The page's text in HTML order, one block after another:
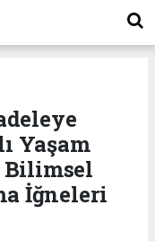
Yaşam
Bilimsel
İğneleri